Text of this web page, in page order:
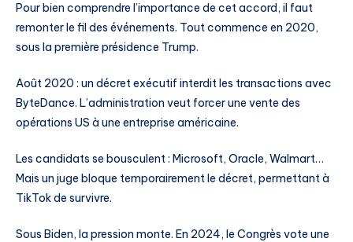
Pour bien comprendre l’importance de cet accord, il faut
remonter le fil des événements. Tout commence en 2020,
sous la première présidence Trump.
Août 2020 : un décret exécutif interdit les transactions avec
ByteDance. L’administration veut forcer une vente des
opérations US à une entreprise américaine.
Les candidats se bousculent : Microsoft, Oracle, Walmart…
Mais un juge bloque temporairement le décret, permettant à
TikTok de survivre.
Sous Biden, la pression monte. En 2024, le Congrès vote une